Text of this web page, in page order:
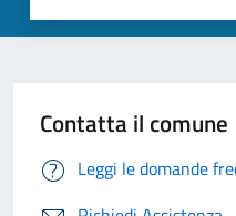
Contatta il comune
Leggi le domande